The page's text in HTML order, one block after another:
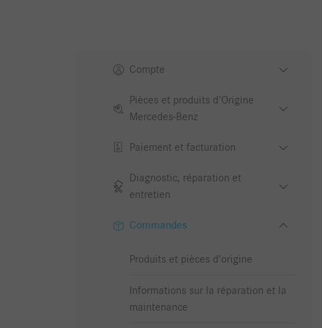
Compte
Pièces et produits d'Origine
Mercedes-Benz
Paiement et facturation
Diagnostic, réparation et
entretien
Commandes
Produits et pièces d'origine
Informations sur la réparation et la
maintenance